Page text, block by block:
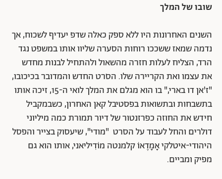
שובו של המלך
השנים האחרונות היו ללא ספק כאלה שדפ יעדיף לשכוח, אך
נדמה שמאז ששככו רוחות הסערה שליוו אותו במשפט נגד
הרד, הצליח לעלות חזרה מהשאול ולהתחיל לבנות מחדש
את עצמו ואת הקריירה שלו. הסרט החדש והמדובר בכיכובו,
"ז'אן דו בארי," בו הוא מגלם את המלך לואי ה-15, זיכה אותו
בתשבחות ובתשואות בפסטיבל קאן האחרון, כשבמקביל
חידש את החוזה כפרזנטור של דיור תמורת כמה מיליוני
דולרים והחל לעבוד על הסרט "מודי", שיעסוק בצייר והפסל
היהודי-איטלקי אָמָדֶאוֹ קלמנטה מוֹדִיליאני, אותו הוא גם
מפיק ומביים.